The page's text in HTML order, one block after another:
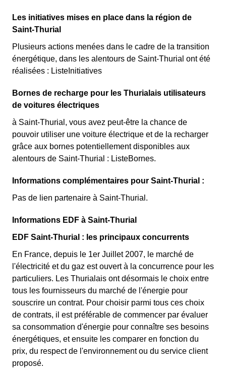
Les initiatives mises en place dans la région de
Saint-Thurial
Plusieurs actions menées dans le cadre de la transition
énergétique, dans les alentours de Saint-Thurial ont été
réalisées : ListeInitiatives
Bornes de recharge pour les Thurialais utilisateurs
de voitures électriques
à Saint-Thurial, vous avez peut-être la chance de
pouvoir utiliser une voiture électrique et de la recharger
grâce aux bornes potentiellement disponibles aux
alentours de Saint-Thurial : ListeBornes.
Informations complémentaires pour Saint-Thurial :
Pas de lien partenaire à Saint-Thurial.
Informations EDF à Saint-Thurial
EDF Saint-Thurial : les principaux concurrents
En France, depuis le 1er Juillet 2007, le marché de
l'électricité et du gaz est ouvert à la concurrence pour les
particuliers. Les Thurialais ont désormais le choix entre
tous les fournisseurs du marché de l'énergie pour
souscrire un contrat. Pour choisir parmi tous ces choix
de contrats, il est préférable de commencer par évaluer
sa consommation d'énergie pour connaître ses besoins
énergétiques, et ensuite les comparer en fonction du
prix, du respect de l'environnement ou du service client
proposé.